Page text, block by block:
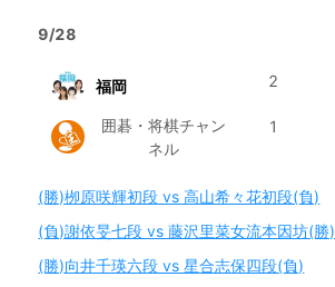
9/28
福岡
囲碁・将棋チャン
ネル
2
1
(勝)栁原咲輝初段 vs 高山希々花初段(負)
(負)謝依旻七段 vs 藤沢里菜女流本因坊(勝)
(勝)向井千瑛六段 vs 星合志保四段(負)